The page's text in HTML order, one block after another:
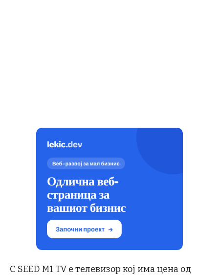
C SEED M1 TV е телевизор кој има цена од